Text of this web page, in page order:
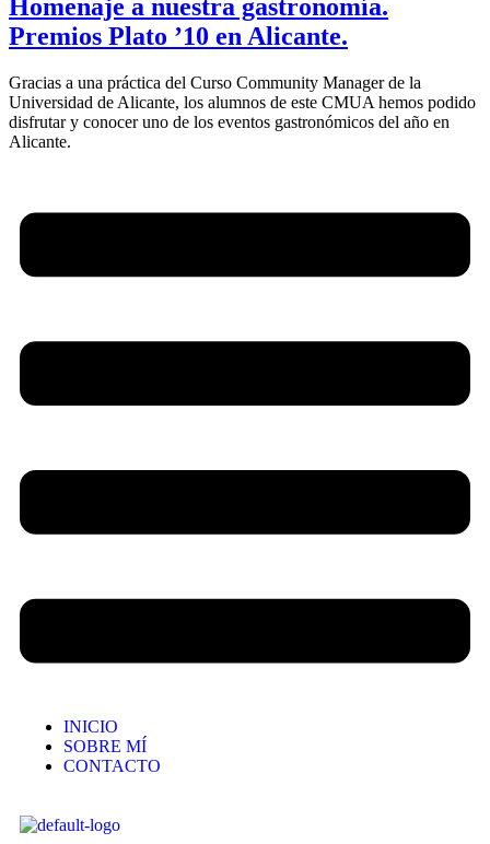
Homenaje a nuestra gastronomía.
Premios Plato ’10 en Alicante.
Gracias a una práctica del Curso Community Manager de la
Universidad de Alicante, los alumnos de este CMUA hemos podido
disfrutar y conocer uno de los eventos gastronómicos del año en
Alicante.
INICIO
SOBRE MÍ
CONTACTO